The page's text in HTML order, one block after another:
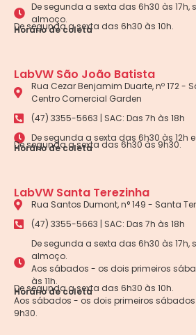
De segunda a sexta das 6h30 às 17h,
almoço.
Horário de coleta
De segunda a sexta das 6h30 às 10h.
LabVW São João Batista
Rua Cezar Benjamim Duarte, nº 172 -
Centro Comercial Garden
(47) 3355-5663 | SAC: Das 7h às 18h
De segunda a sexta das 6h30 às 12h e
Horário de coleta
De segunda a sexta das 6h30 às 9h30.
LabVW Santa Terezinha
Rua Santos Dumont, n° 149 - Santa
(47) 3355-5663 | SAC: Das 7h às 18h
De segunda a sexta das 6h30 às 17h,
almoço.
Aos sábados - os dois primeiros
às 11h.
Horário de coleta
De segunda a sexta das 6h30 às 10h.
Aos sábados - os dois primeiros
9h30.